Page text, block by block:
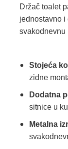
Držač toalet
jednostavno i
svakodnevnu
Stojeća
zidne
Dodatna
sitnice u
Metalna